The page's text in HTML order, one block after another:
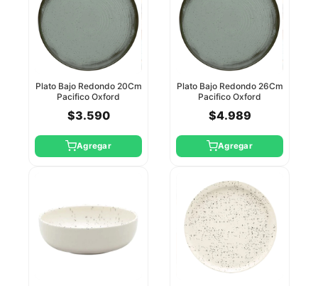
Plato Bajo Redondo 20Cm
Pacifico Oxford
$3.590
Agregar
Plato Bajo Redondo 26Cm
Pacifico Oxford
$4.989
Agregar